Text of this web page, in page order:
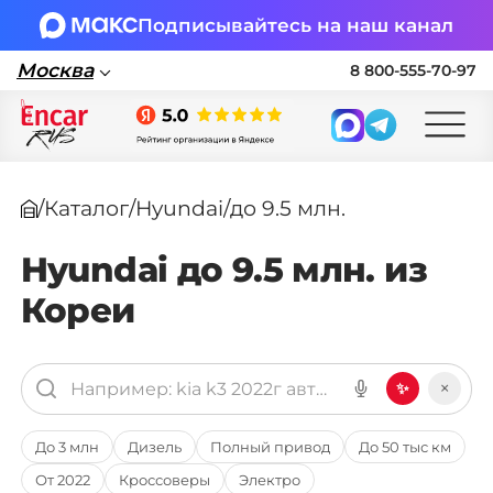
Подписывайтесь на наш канал
Москва
8 800-555-70-97
Поставка автомобилей в Россию по
параллельному импорту
🏎 Заявка на подбор авто
Заполните форму, подберем нужные
варианты авто и свяжемся с вами
Оставить заявку на подбор авто
/Каталог/Hyundai/до 9.5 млн.
Hyundai до 9.5 млн. из
Кореи
✨ ×
До 3 млн Дизель Полный привод
До 50 тыс км
От 2022
Кроссоверы Электро